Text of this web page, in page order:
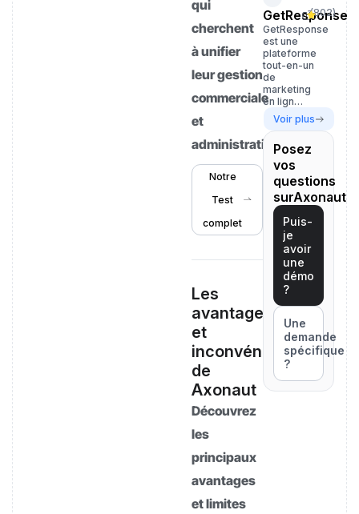
qui
cherchent
à unifier
leur gestion
commerciale
et
administrative
Notre
Test
complet
Les
avantages
et
inconvénients
de
Axonaut
Découvrez
les
principaux
avantages
et limites
GetResponse
(802)
GetResponse
est une
plateforme
tout-en-un
de
marketing
en lign…
Voir plus
Posez
vos
questions
surAxonaut
Puis-
je
avoir
une
démo
?
Une
demande
spécifique
?